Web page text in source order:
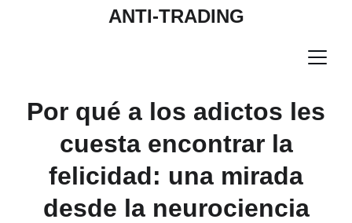
ANTI-TRADING
Por qué a los adictos les
cuesta encontrar la
felicidad: una mirada
desde la neurociencia